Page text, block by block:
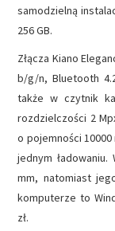
samodzielną
256 GB.
Złącza Kiano
b/g/n, Bluetooth
także w czytnik
rozdzielczości 2
o pojemności
jednym
mm, natomiast
komputerze to
zł.